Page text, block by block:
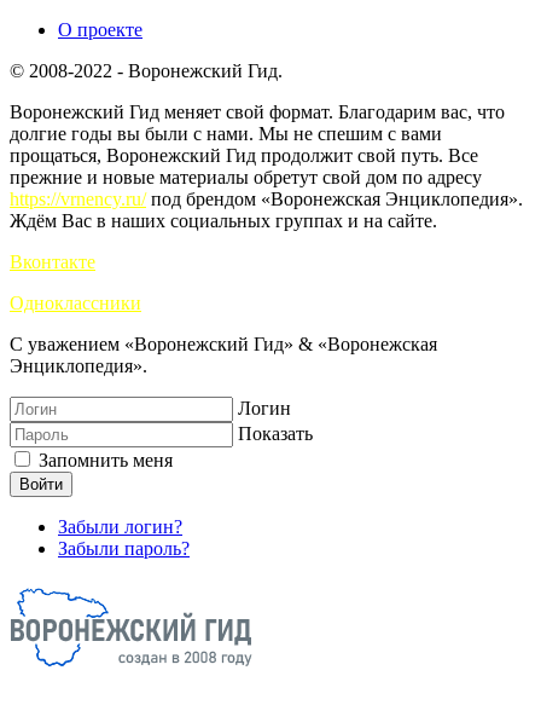
О проекте
© 2008-2022 - Воронежский Гид.
Воронежский Гид меняет свой формат. Благодарим вас, что
долгие годы вы были с нами. Мы не спешим с вами
прощаться, Воронежский Гид продолжит свой путь. Все
прежние и новые материалы обретут свой дом по адресу
https://vrnency.ru/под брендом «Воронежская Энциклопедия».
Ждём Вас в наших социальных группах и на сайте.
Вконтакте
Одноклассники
С уважением «Воронежский Гид» & «Воронежская
Энциклопедия».
Логин
Показать
Запомнить меня
Войти
Забыли логин?
Забыли пароль?